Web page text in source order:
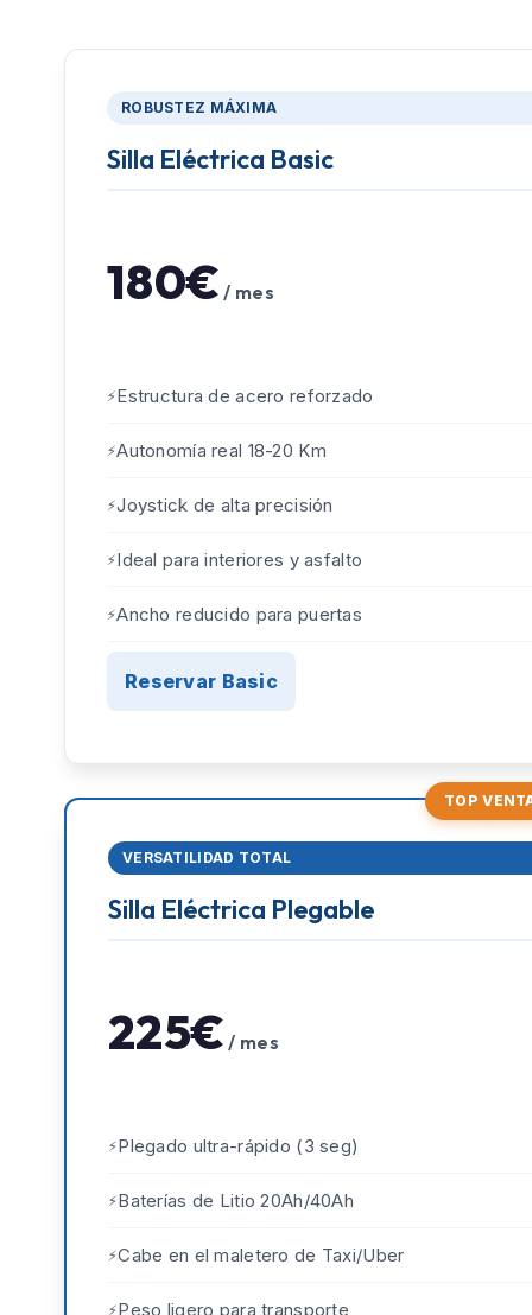
ROBUSTEZ MÁXIMA
Silla Eléctrica Basic
180€ / mes
Estructura de acero reforzado
Autonomía real 18-20 Km
Joystick de alta precisión
Ideal para interiores y asfalto
Ancho reducido para puertas
Reservar Basic
TOP
VERSATILIDAD TOTAL
Silla Eléctrica Plegable
225€ / mes
Plegado ultra-rápido (3 seg)
Baterías de Litio 20Ah/40Ah
Cabe en el maletero de Taxi/Uber
Peso ligero para transporte